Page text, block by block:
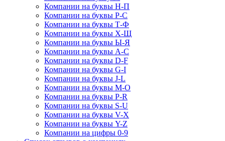
Компании на буквы Н-П
Компании на буквы Р-С
Компании на буквы Т-Ф
Компании на буквы Х-Щ
Компании на буквы Ы-Я
Компании на буквы A-C
Компании на буквы D-F
Компании на буквы G-I
Компании на буквы J-L
Компании на буквы M-O
Компании на буквы P-R
Компании на буквы S-U
Компании на буквы V-X
Компании на буквы Y-Z
Компании на цифры 0-9